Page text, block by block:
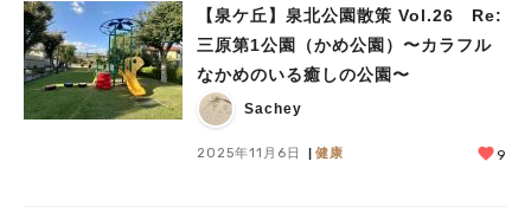
【泉ケ丘】泉北公園散策 Vol.26 Re:
三原第1公園（かめ公園）〜カラフル
なかめのいる癒しの公園〜
Sachey
2025年11月6日 健康 9